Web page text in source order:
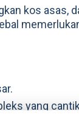
kos asas,
yang
300